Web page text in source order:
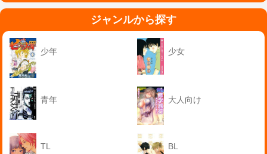
ジャンルから探す
少年 少女
青年 大人向け
TL BL